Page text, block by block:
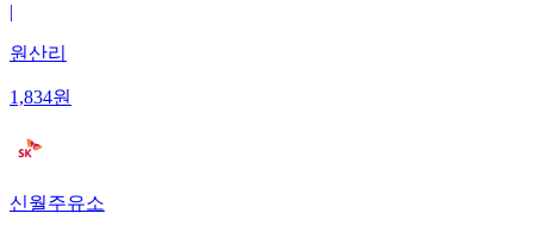
|
원산리
1,834원
신월주유소